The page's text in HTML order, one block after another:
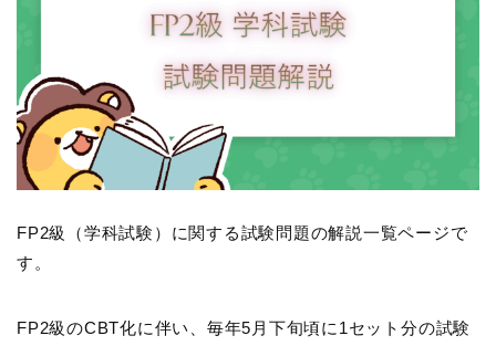
FP2級（学科試験）に関する試験問題の解説一覧ページで
す。
FP2級のCBT化に伴い、毎年5月下旬頃に1セット分の試験